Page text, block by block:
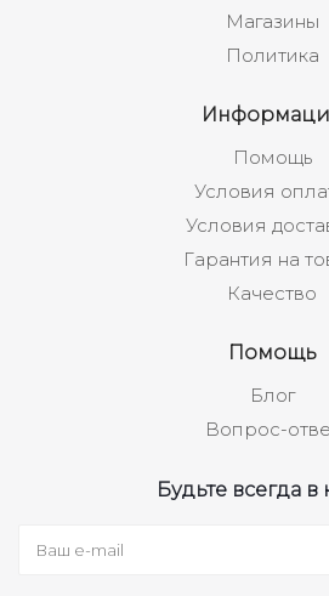
Магазины
Политика
Помощь
Условия
Условия
Гарантия на
Качество
Помощь
Блог
Вопрос-
Будьте всегда в